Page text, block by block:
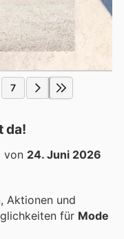
7
da!
von 24. Juni 2026
Aktionen und
für Mode